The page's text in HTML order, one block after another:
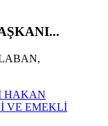
HAKAN
VE EMEKLİ